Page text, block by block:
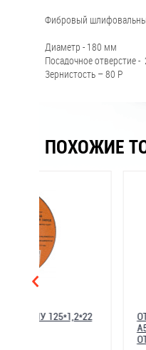
Фибровый
Диаметр - 180 мм
Посадочное отверстие
Зернистость – 80 Р
ПОХОЖИЕ
ОТРЕЗНОЙ ДИСК
А54 S BF (14А БУ)